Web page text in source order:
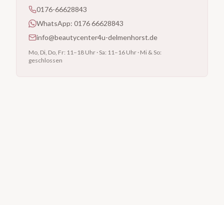
0176-66628843
WhatsApp: 0176 66628843
info@beautycenter4u-delmenhorst.de
Mo, Di, Do, Fr: 11–18 Uhr · Sa: 11–16 Uhr · Mi & So:
geschlossen